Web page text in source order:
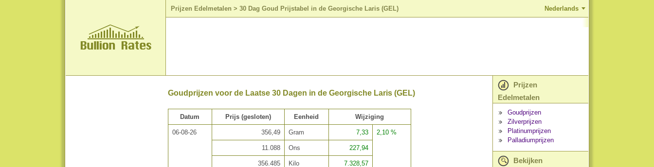
Prijzen Edelmetalen > 30 Dag Goud Prijstabel in de Georgische Laris (GEL) Nederlands
Goudprijzen voor de Laatse 30 Dagen in de Georgische Laris (GEL)
Datum Prijs (gesloten) Eenheid Wijziging
06-08-26 356,49 Gram 7,33 2,10 %
11.088 Ons 227,94
356.485 Kilo 7.328,57
Prijzen
Edelmetalen
Goudprijzen
Zilverprijzen
Platinumprijzen
Palladiumprijzen
Bekijken